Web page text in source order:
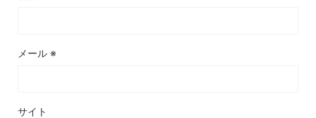
メール ※
サイト